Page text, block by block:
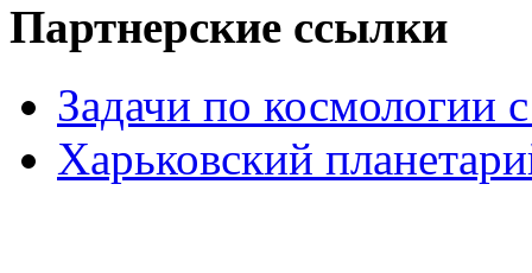
Партнерские ссылки
Задачи по космологии
Харьковский